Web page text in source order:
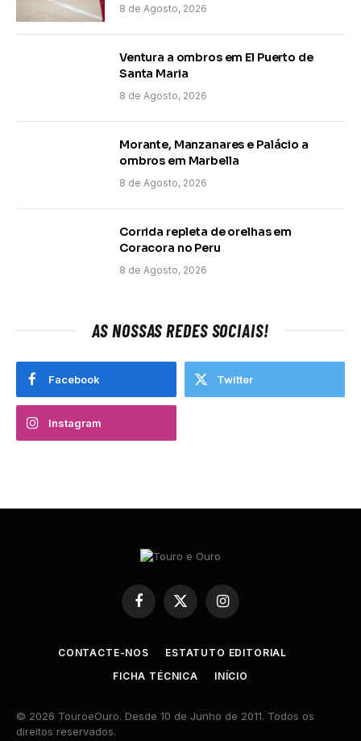
8 de Agosto, 2026
Ventura a ombros em El Puerto de
Santa Maria
8 de Agosto, 2026
Morante, Manzanares e Palácio a
ombros em Marbella
8 de Agosto, 2026
Corrida repleta de orelhas em
Coracora no Peru
8 de Agosto, 2026
AS NOSSAS REDES SOCIAIS!
Facebook Twitter
Instagram
Facebook
X
(Twitter)
Instagram
CONTACTE-NOS
ESTATUTO EDITORIAL
FICHA TÉCNICA
INÍCIO
© 2026 TouroeOuro. Desde 10 de Junho de 2011. Todos os
direitos reservados.